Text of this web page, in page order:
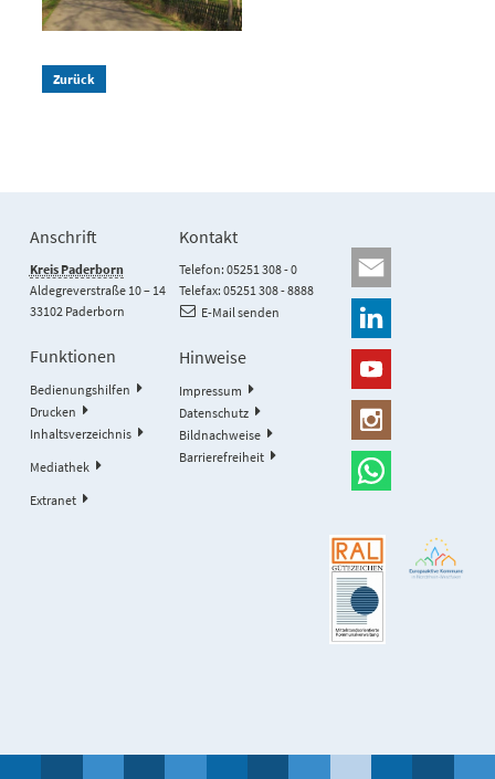
Zurück
Anschrift
Kreis Paderborn
Aldegreverstraße 10 – 14
33102 Paderborn
Kontakt
Telefon: 05251 308 - 0
Telefax: 05251 308 - 8888
E-Mail senden
Funktionen
Bedienungshilfen
Drucken
Inhaltsverzeichnis
Mediathek
Extranet
Hinweise
Impressum
Datenschutz
Bildnachweise
Barrierefreiheit